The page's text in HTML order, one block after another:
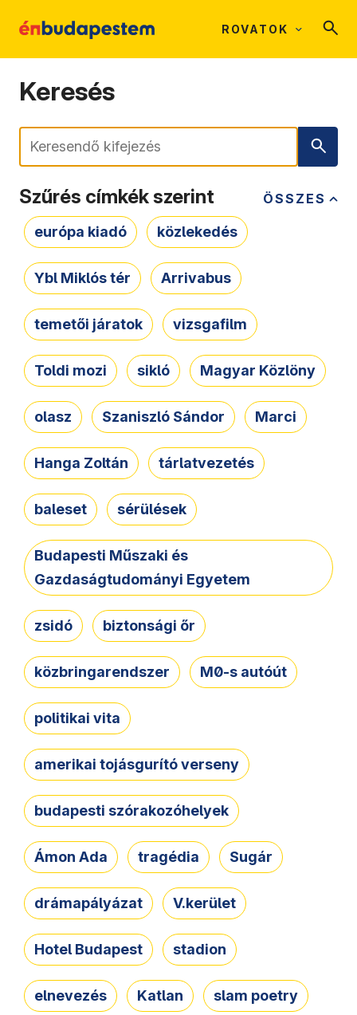
ROVATOK
Keresés
Keresés
ÖSSZES
Szűrés címkék szerint
európa kiadó közlekedés
Ybl Miklós tér Arrivabus
temetői járatok vizsgafilm
Toldi mozi sikló Magyar Közlöny
olasz Szaniszló Sándor Marci
Hanga Zoltán tárlatvezetés
baleset sérülések
Budapesti Műszaki és
Gazdaságtudományi Egyetem
zsidó biztonsági őr
közbringarendszer M0-s autóút
politikai vita
amerikai tojásgurító verseny
budapesti szórakozóhelyek
Ámon Ada tragédia Sugár
drámapályázat V.kerület
Hotel Budapest stadion
elnevezés Katlan slam poetry